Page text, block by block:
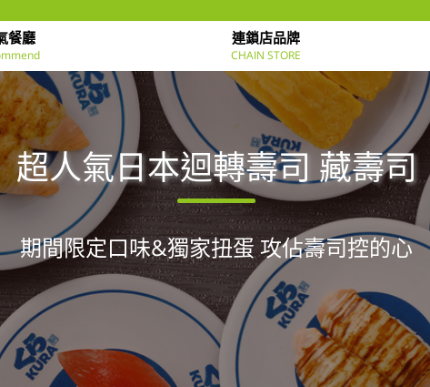
餐廳 連鎖店品牌
CHAIN STORE
超人氣日本迴轉壽司 藏壽司
期間限定口味&獨家扭蛋 攻佔壽司控的心